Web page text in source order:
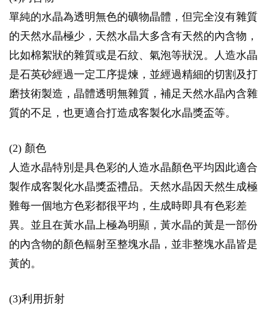
單純的水晶為透明無色的礦物晶體，但完全沒有雜質
的天然水晶極少，天然水晶大多含有天然的內含物，
比如棉絮狀的雜質或是石紋、氣泡等狀況。人造水晶
是石英砂經過一定工序提煉，並經過精細的切割及打
磨技術製造，晶體透明無雜質，補足天然水晶內含雜
質的不足，也更適合打造成客製化水晶獎盃等。
(2) 顏色
人造水晶特別是具色彩的人造水晶顏色平均因此適合
製作成客製化水晶獎盃禮品。天然水晶因天然生成極
難每一個地方色彩都很平均，生成時即具有色彩差
異。並且在黃水晶上極為明顯，黃水晶的黃是一部份
的內含物的顏色輻射至整塊水晶，並非整塊水晶皆是
黃的。
(3)利用折射